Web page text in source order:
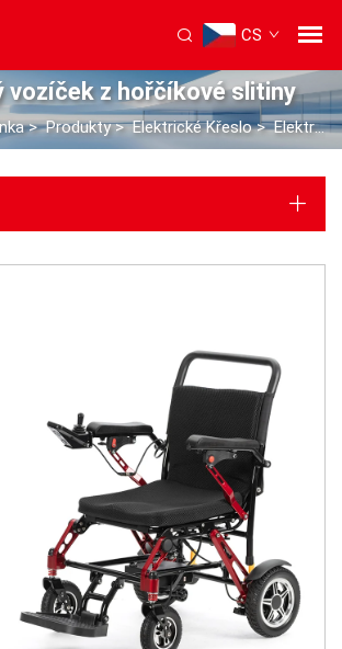
CS
vozíček z hořčíkové slitiny
>Produkty>Elektrické Křeslo>Elektrický vozíček z hořčíkové slitiny